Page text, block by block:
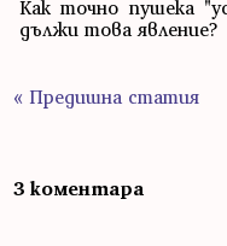
Как точно пушека
дължи това явление?
« Предишна статия
3 коментара